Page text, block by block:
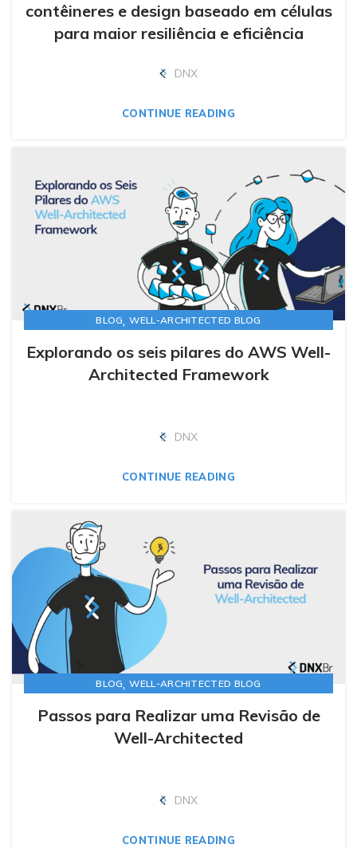
contêineres e design baseado em células
para maior resiliência e eficiência
DNX
CONTINUE READING
BLOG,WELL-ARCHITECTED BLOG
Explorando os seis pilares do AWS Well-
Architected Framework
DNX
CONTINUE READING
BLOG,WELL-ARCHITECTED BLOG
Passos para Realizar uma Revisão de
Well-Architected
DNX
CONTINUE READING